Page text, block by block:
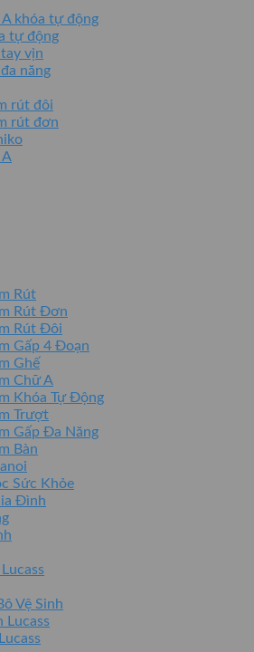
khóa tự động
tự động
vịn
năng
rút đôi
rút đơn
Rút
Rút Đơn
Rút Đôi
Gấp 4 Đoạn
Ghế
Chữ A
Khóa Tự Động
Trượt
Gấp Đa Năng
Bàn
Sức Khỏe
Đình
Vệ Sinh
Lucass